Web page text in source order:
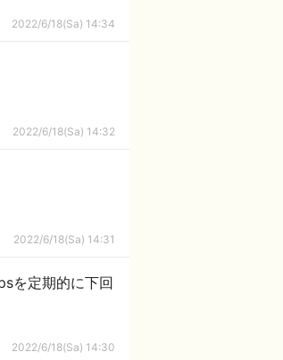
2022/6/18(Sa) 14:34
2022/6/18(Sa) 14:32
2022/6/18(Sa) 14:31
を定期的に下回
2022/6/18(Sa) 14:30